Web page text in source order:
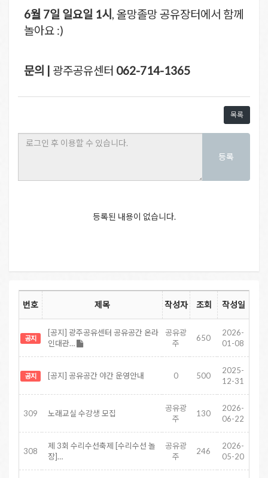
6월 7일 일요일 1시, 올망졸망 공유장터에서 함께
놀아요 :)
문의 | 광주공유센터 062-714-1365
목록
등록
등록된 내용이 없습니다.
번호 제목 작성자 조회 작성일
공지
[공지] 광주공유센터 공유공간 온라
인대관…
공유광
주
650
2026-
01-08
공지 [공지] 공유공간 야간 운영안내 0 500
2025-
12-31
309 노래교실 수강생 모집
공유광
주
130
2026-
06-22
308
제 3회 수리수선축제 [수리수선 놀
장]…
공유광
주
246
2026-
05-20